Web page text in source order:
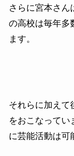
さらに宮本さん
の高校は毎年多
ます。
それらに加えて
をおこなってい
に芸能活動は可